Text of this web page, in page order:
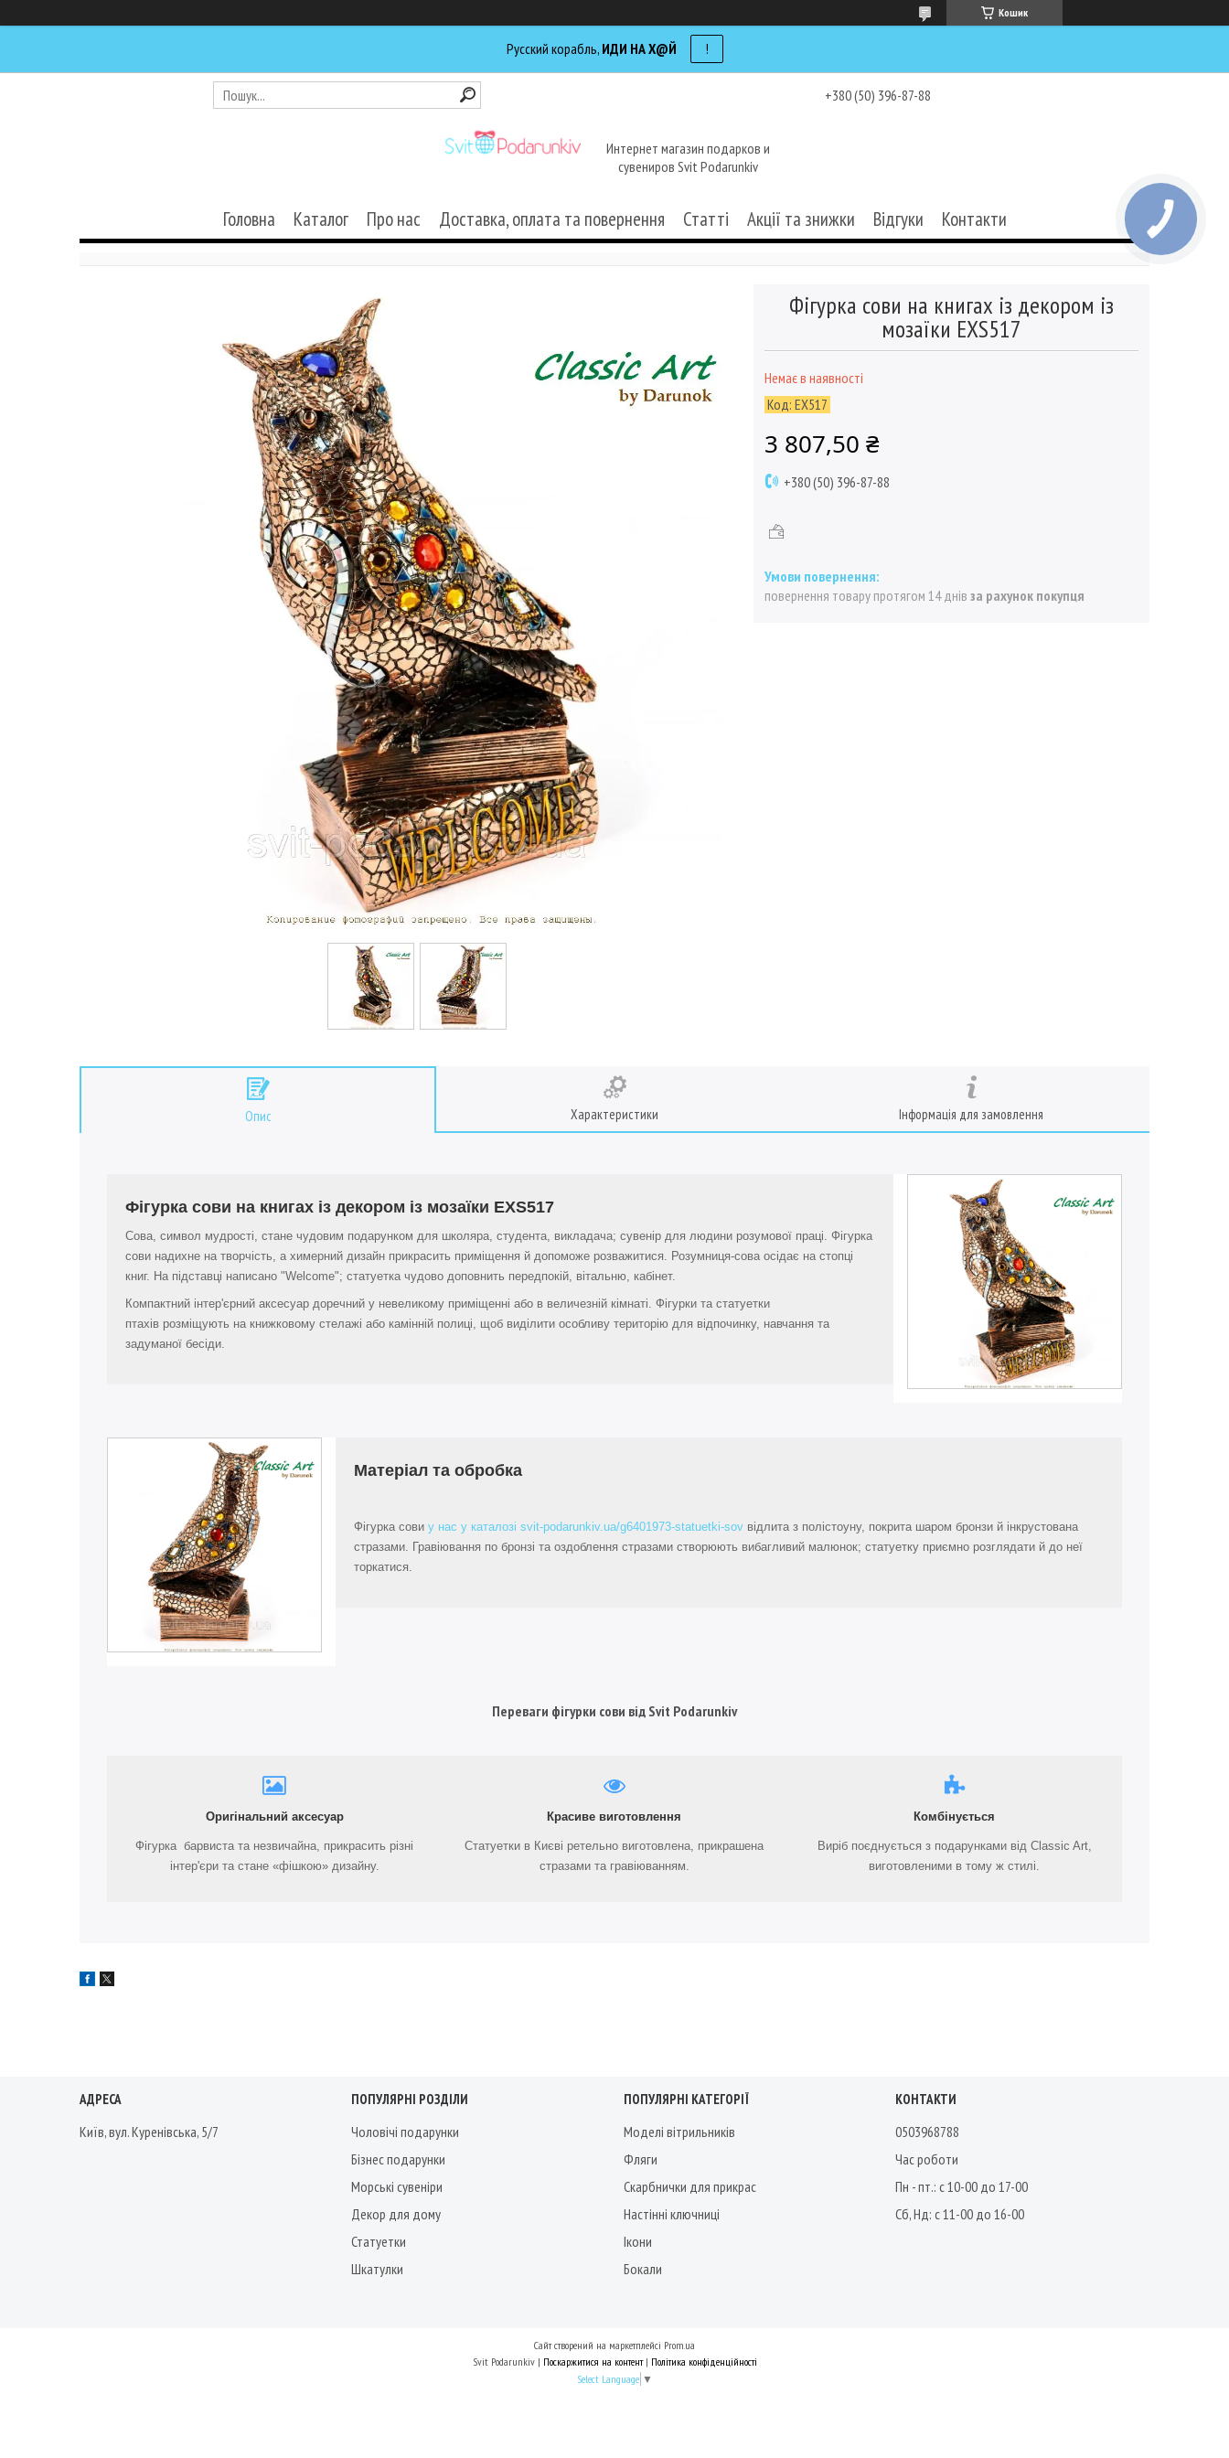
Кошик
Русский корабль, ИДИ НА Х@Й !
+380 (50) 396-87-88
Интернет магазин подарков и
сувениров Svit Podarunkiv
Головна Каталог Про нас Доставка, оплата та повернення Статті Акції та знижки Відгуки Контакти
Фігурка сови на книгах із декором із
мозаїки EXS517
Немає в наявності
Код: EX517
3 807,50 ₴
+380 (50) 396-87-88
повернення товару протягом 14 днів за рахунок покупця
Опис Характеристики Інформація для замовлення
Фігурка сови на книгах із декором із мозаїки EXS517
Сова, символ мудрості, стане чудовим подарунком для школяра, студента, викладача; сувенір для людини розумової праці. Фігурка
сови надихне на творчість, а химерний дизайн прикрасить приміщення й допоможе розважитися. Розумниця-сова осідає на стопці
книг. На підставці написано "Welcome"; статуетка чудово доповнить передпокій, вітальню, кабінет.
Компактний інтер'єрний аксесуар доречний у невеликому приміщенні або в величезній кімнаті. Фігурки та статуетки
птахів розміщують на книжковому стелажі або камінній полиці, щоб виділити особливу територію для відпочинку, навчання та
задуманої бесіди.
Матеріал та обробка
Фігурка сови у нас у каталозі svit-podarunkiv.ua/g6401973-statuetki-sov відлита з полістоуну, покрита шаром бронзи й інкрустована
стразами. Гравіювання по бронзі та оздоблення стразами створюють вибагливий малюнок; статуетку приємно розглядати й до неї
торкатися.
Переваги фігурки сови від Svit Podarunkiv
Оригінальний аксесуар
Фігурка барвиста та незвичайна, прикрасить різні
інтер'єри та стане «фішкою» дизайну.
Красиве виготовлення
Статуетки в Києві ретельно виготовлена, прикрашена
стразами та гравіюванням.
Комбінується
Виріб поєднується з подарунками від Classic Art,
виготовленими в тому ж стилі.
АДРЕСА
Київ, вул. Куренівська, 5/7
ПОПУЛЯРНІ РОЗДІЛИ
Чоловічі подарунки
Бізнес подарунки
Морські сувеніри
Декор для дому
Статуетки
Шкатулки
ПОПУЛЯРНІ КАТЕГОРІЇ
Моделі вітрильників
Фляги
Скарбнички для прикрас
Настінні ключниці
Ікони
Бокали
КОНТАКТИ
0503968788
Час роботи
Пн - пт.: с 10-00 до 17-00
Сб, Нд: с 11-00 до 16-00
Сайт створений на маркетплейсі Prom.ua
Svit Podarunkiv | Поскаржитися на контент | Політика конфіденційності
Select Language ▼